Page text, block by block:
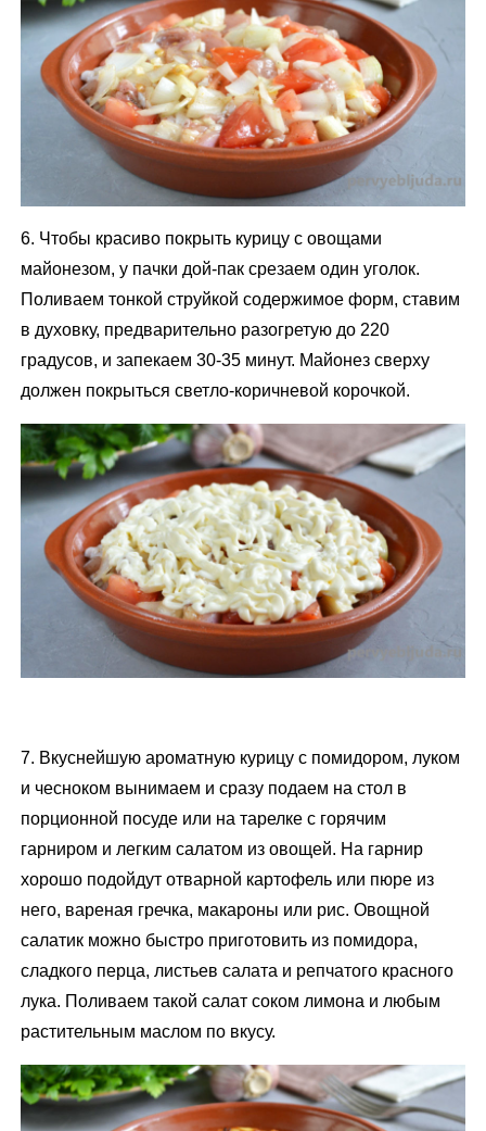
6. Чтобы красиво покрыть курицу с овощами
майонезом, у пачки дой-пак срезаем один уголок.
Поливаем тонкой струйкой содержимое форм, ставим
в духовку, предварительно разогретую до 220
градусов, и запекаем 30-35 минут. Майонез сверху
должен покрыться светло-коричневой корочкой.
7. Вкуснейшую ароматную курицу с помидором, луком
и чесноком вынимаем и сразу подаем на стол в
порционной посуде или на тарелке с горячим
гарниром и легким салатом из овощей. На гарнир
хорошо подойдут отварной картофель или пюре из
него, вареная гречка, макароны или рис. Овощной
салатик можно быстро приготовить из помидора,
сладкого перца, листьев салата и репчатого красного
лука. Поливаем такой салат соком лимона и любым
растительным маслом по вкусу.